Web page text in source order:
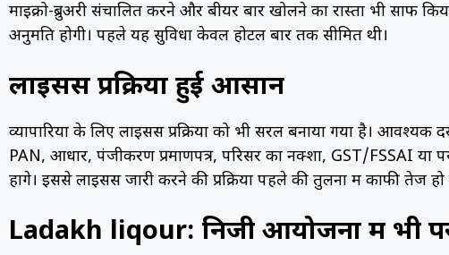
माइक्रो-ब्रुअरी संचालित करने और बीयर बार खोलने का रास्ता भी साफ
अनुमति होगी। पहले यह सुविधा केवल होटल बार तक सीमित थी।
लाइसेंस प्रक्रिया हुई आसान
व्यापारियों के लिए लाइसेंस प्रक्रिया को भी सरल बनाया गया है।
PAN, आधार, पंजीकरण प्रमाणपत्र, परिसर का नक्शा, GST/FSSAI
होंगे। इससे लाइसेंस जारी करने की प्रक्रिया पहले की तुलना में काफी तेज हो
Ladakh liqour: निजी आयोजनों में भी